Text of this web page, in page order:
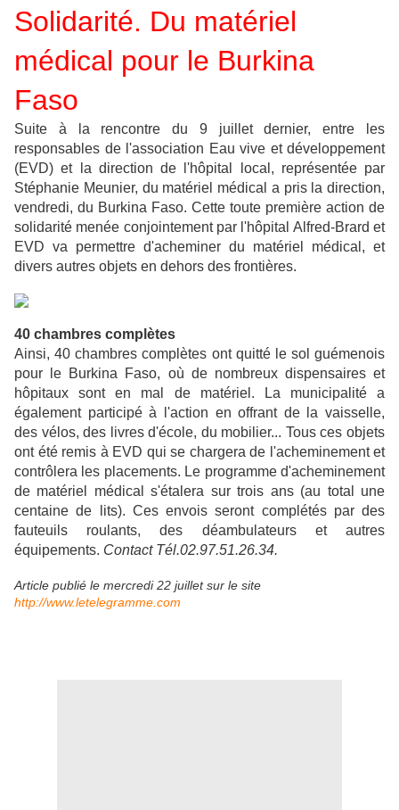
Solidarité. Du matériel
médical pour le Burkina
Faso
Suite à la rencontre du 9 juillet dernier, entre les
responsables de l'association Eau vive et développement
(EVD) et la direction de l'hôpital local, représentée par
Stéphanie Meunier, du matériel médical a pris la direction,
vendredi, du Burkina Faso. Cette toute première action de
solidarité menée conjointement par l'hôpital Alfred-Brard et
EVD va permettre d'acheminer du matériel médical, et
divers autres objets en dehors des frontières.
40 chambres complètes
Ainsi, 40 chambres complètes ont quitté le sol guémenois
pour le Burkina Faso, où de nombreux dispensaires et
hôpitaux sont en mal de matériel. La municipalité a
également participé à l'action en offrant de la vaisselle,
des vélos, des livres d'école, du mobilier... Tous ces objets
ont été remis à EVD qui se chargera de l'acheminement et
contrôlera les placements. Le programme d'acheminement
de matériel médical s'étalera sur trois ans (au total une
centaine de lits). Ces envois seront complétés par des
fauteuils roulants, des déambulateurs et autres
équipements. Contact Tél.02.97.51.26.34.
Article publié le mercredi 22 juillet sur le site
http://www.letelegramme.com